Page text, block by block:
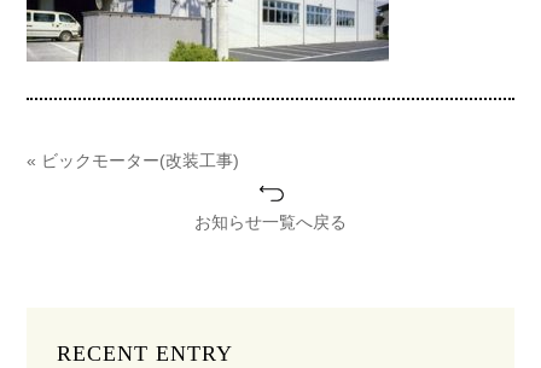
« ビックモーター(改装工事)
お知らせ一覧へ戻る
RECENT ENTRY